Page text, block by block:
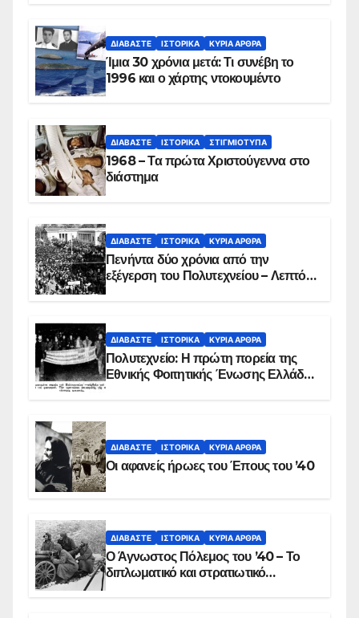
ΔΙΑΒΆΣΤΕ ΙΣΤΟΡΙΚΆ ΚΥΡΙΑ ΑΡΘΡΑ
Ίμια 30 χρόνια μετά: Τι συνέβη το
1996 και ο χάρτης ντοκουμέντο
ΔΙΑΒΆΣΤΕ ΙΣΤΟΡΙΚΆ ΣΤΙΓΜΙΌΤΥΠΑ
1968 – Τα πρώτα Χριστούγεννα στο
διάστημα
ΔΙΑΒΆΣΤΕ ΙΣΤΟΡΙΚΆ ΚΥΡΙΑ ΑΡΘΡΑ
Πενήντα δύο χρόνια από την
εξέγερση του Πολυτεχνείου – Λεπτό
ΔΙΑΒΆΣΤΕ ΙΣΤΟΡΙΚΆ ΚΥΡΙΑ ΑΡΘΡΑ
Πολυτεχνείο: Η πρώτη πορεία της
Εθνικής Φοιτητικής Ένωσης Ελλάδος
ΔΙΑΒΆΣΤΕ ΙΣΤΟΡΙΚΆ ΚΥΡΙΑ ΑΡΘΡΑ
Οι αφανείς ήρωες του Έπους του ’40
ΔΙΑΒΆΣΤΕ ΙΣΤΟΡΙΚΆ ΚΥΡΙΑ ΑΡΘΡΑ
Ο Άγνωστος Πόλεμος του ’40 – Το
διπλωματικό και στρατιωτικό